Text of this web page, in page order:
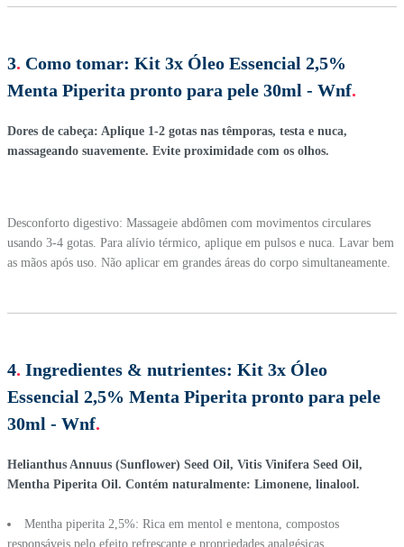
3. Como tomar: Kit 3x Óleo Essencial 2,5%
Menta Piperita pronto para pele 30ml - Wnf.
Dores de cabeça: Aplique 1-2 gotas nas têmporas, testa e nuca,
massageando suavemente. Evite proximidade com os olhos.
Desconforto digestivo: Massageie abdômen com movimentos circulares
usando 3-4 gotas. Para alívio térmico, aplique em pulsos e nuca. Lavar bem
as mãos após uso. Não aplicar em grandes áreas do corpo simultaneamente.
4. Ingredientes & nutrientes: Kit 3x Óleo
Essencial 2,5% Menta Piperita pronto para pele
30ml - Wnf.
Helianthus Annuus (Sunflower) Seed Oil, Vitis Vinifera Seed Oil,
Mentha Piperita Oil. Contém naturalmente: Limonene, linalool.
Mentha piperita 2,5%: Rica em mentol e mentona, compostos
responsáveis pelo efeito refrescante e propriedades analgésicas.